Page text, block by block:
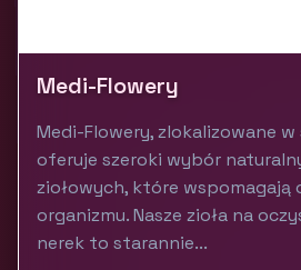
Medi-Flowery
Medi-Flowery, zlokalizowane w
oferuje szeroki wybór
ziołowych, które wspomagają
organizmu. Nasze zioła na
nerek to starannie...